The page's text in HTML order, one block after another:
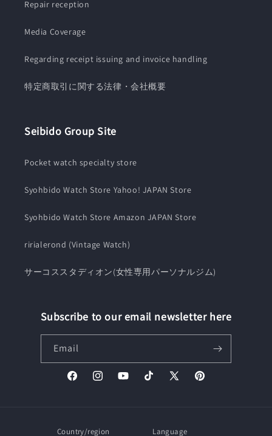
Repair reception
Media Coverage
Regarding receipt issuing and invoice handling
特定商取引に関する法律・会社概要
Seibido Group Site
Pocket watch specialty store
Syohbido Watch Store Yahoo! JAPAN Store
Syohbido Watch Store Amazon JAPAN Store
ririalerond (Vintage Watch)
サーコススタディオン(女性専用パーソナルジム)
Subscribe to our email newsletter here
Email
FacebookInstagramYouTubeTikTok
X
Pinterest
Country/region Language